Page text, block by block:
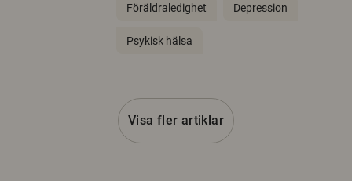
Föräldraledighet Depression
Psykisk hälsa
Visa fler artiklar